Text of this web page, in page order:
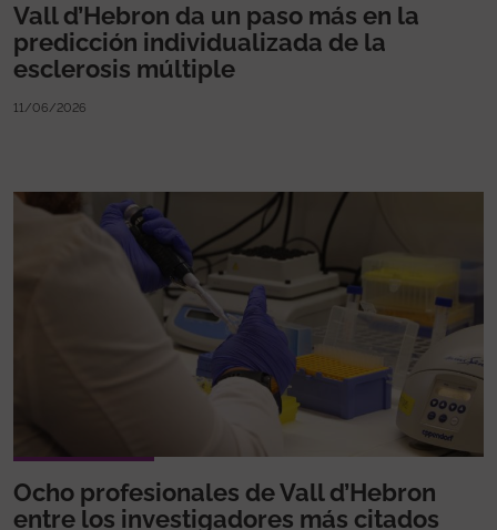
Vall d’Hebron da un paso más en la
predicción individualizada de la
esclerosis múltiple
11/06/2026
Ocho profesionales de Vall d’Hebron
entre los investigadores más citados